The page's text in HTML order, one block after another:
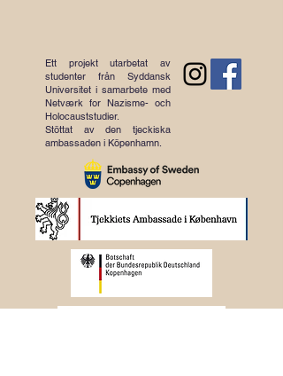
Ett projekt utarbetat av
studenter från Syddansk
Universitet i samarbete med
Netværk for Nazisme- och
Holocauststudier.
Stöttat av den tjeckiska
ambassaden i Köpenhamn.